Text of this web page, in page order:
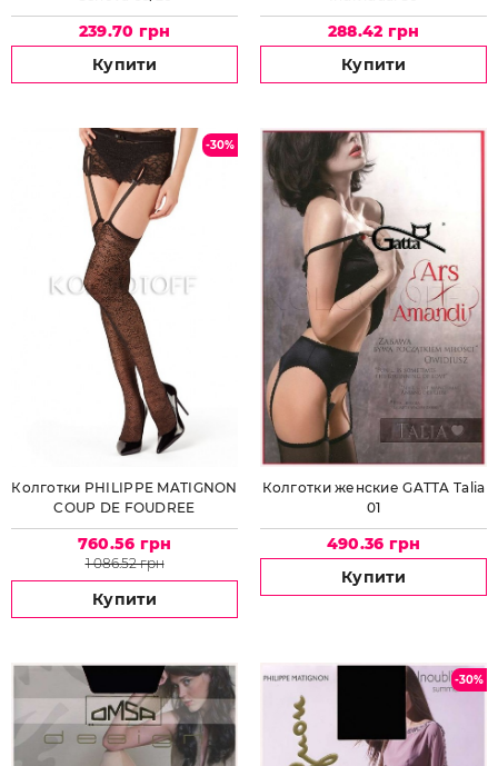
239.70 грн
Купити
288.42 грн
Купити
-30%
Колготки PHILIPPE MATIGNON
COUP DE FOUDREE
REGGICALZE
760.56 грн
1 086.52 грн
Купити
Колготки женские GATTA Talia
01
490.36 грн
Купити
-30%